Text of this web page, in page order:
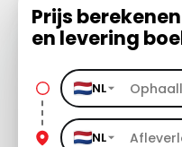
Prijs berekenen
en levering
NL
NL